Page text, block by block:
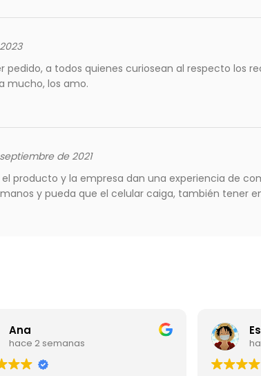
pedido, a todos quienes curiosean al respecto los
mucho, los amo.
de 2021
producto y la empresa dan una experiencia de
y pueda que el celular caiga, también tener
Ana
hace 2 semanas